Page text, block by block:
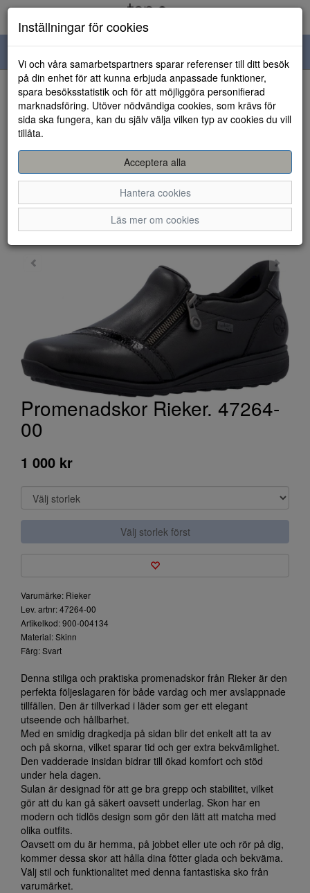
navigation
HEM
Promenadskor Rieker. 47264-
00
1 000 kr
Välj storlek först
Varumärke: Rieker
Lev. artnr: 47264-00
Artikelkod: 900-004134
Material: Skinn
Färg: Svart
Denna stiliga och praktiska promenadskor från Rieker är den
perfekta följeslagaren för både vardag och mer avslappnade
tillfällen. Den är tillverkad i läder som ger ett elegant
utseende och hållbarhet.
Med en smidig dragkedja på sidan blir det enkelt att ta av
och på skorna, vilket sparar tid och ger extra bekvämlighet.
Den vadderade insidan bidrar till ökad komfort och stöd
under hela dagen.
Sulan är designad för att ge bra grepp och stabilitet, vilket
gör att du kan gå säkert oavsett underlag. Skon har en
modern och tidlös design som gör den lätt att matcha med
olika outfits.
Oavsett om du är hemma, på jobbet eller ute och rör på dig,
kommer dessa skor att hålla dina fötter glada och bekväma.
Välj stil och funktionalitet med denna fantastiska sko från
varumärket.
Inställningar för cookies
Vi och våra samarbetspartners sparar referenser till ditt besök
på din enhet för att kunna erbjuda anpassade funktioner,
spara besöksstatistik och för att möjliggöra personifierad
marknadsföring. Utöver nödvändiga cookies, som krävs för
sida ska fungera, kan du själv välja vilken typ av cookies du vill
tillåta.
Acceptera alla
Hantera cookies
Läs mer om cookies